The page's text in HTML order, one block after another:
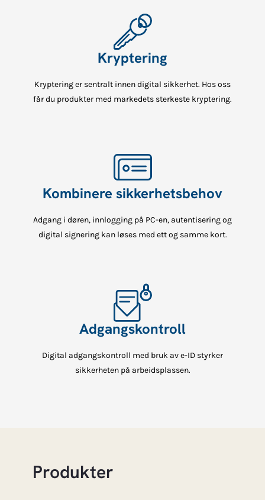
Kryptering
Kryptering er sentralt innen digital sikkerhet. Hos oss
får du produkter med markedets sterkeste kryptering.
Kombinere sikkerhetsbehov
Adgang i døren, innlogging på PC-en, autentisering og
digital signering kan løses med ett og samme kort.
Adgangskontroll
Digital adgangskontroll med bruk av e-ID styrker
sikkerheten på arbeidsplassen.
Produkter